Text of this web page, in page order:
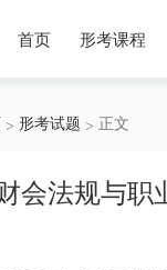
首页 形考课程
形考试题 正文
会法规与职